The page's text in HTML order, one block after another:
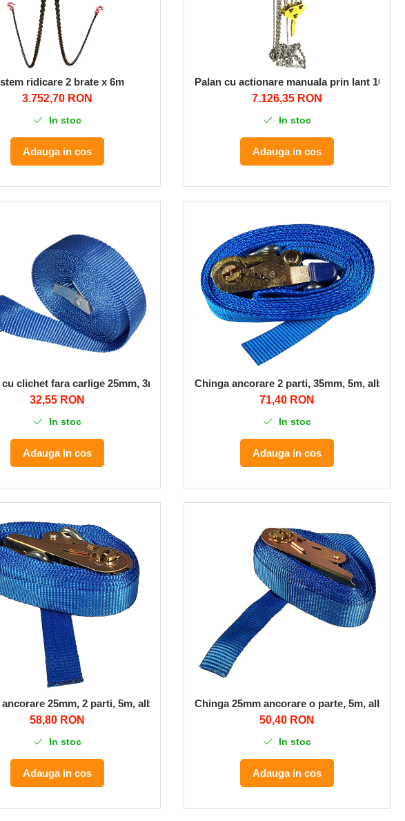
ridicare 2 brate x 6m
3.752,70 RON
In stoc
Adauga in cos
Palan cu actionare manuala prin lant 10T,
7.126,35 RON
In stoc
Adauga in cos
clichet fara carlige 25mm, 3m, albastru
32,55 RON
In stoc
Adauga in cos
Chinga ancorare 2 parti, 35mm, 5m,
71,40 RON
In stoc
Adauga in cos
daN, STF 200 daN
25mm, 2 parti, 5m, albastru, cu carlige, 400/800 daN, STF 200 daN
58,80 RON
In stoc
Adauga in cos
Chinga 25mm ancorare o parte, 5m,
50,40 RON
In stoc
Adauga in cos